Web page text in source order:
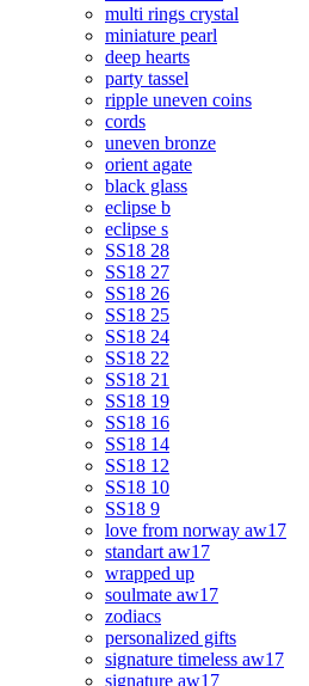
multi rings crystal
miniature pearl
deep hearts
party tassel
ripple uneven coins
cords
uneven bronze
orient agate
black glass
eclipse b
eclipse s
SS18 28
SS18 27
SS18 26
SS18 25
SS18 24
SS18 22
SS18 21
SS18 19
SS18 16
SS18 14
SS18 12
SS18 10
SS18 9
love from norway aw17
standart aw17
wrapped up
soulmate aw17
zodiacs
personalized gifts
signature timeless aw17
signature aw17